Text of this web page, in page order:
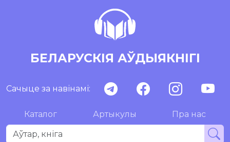
БЕЛАРУСКІЯ АЎДЫЯКНІГІ
Сачыце за навінамі:
Каталог Артыкулы Пра нас